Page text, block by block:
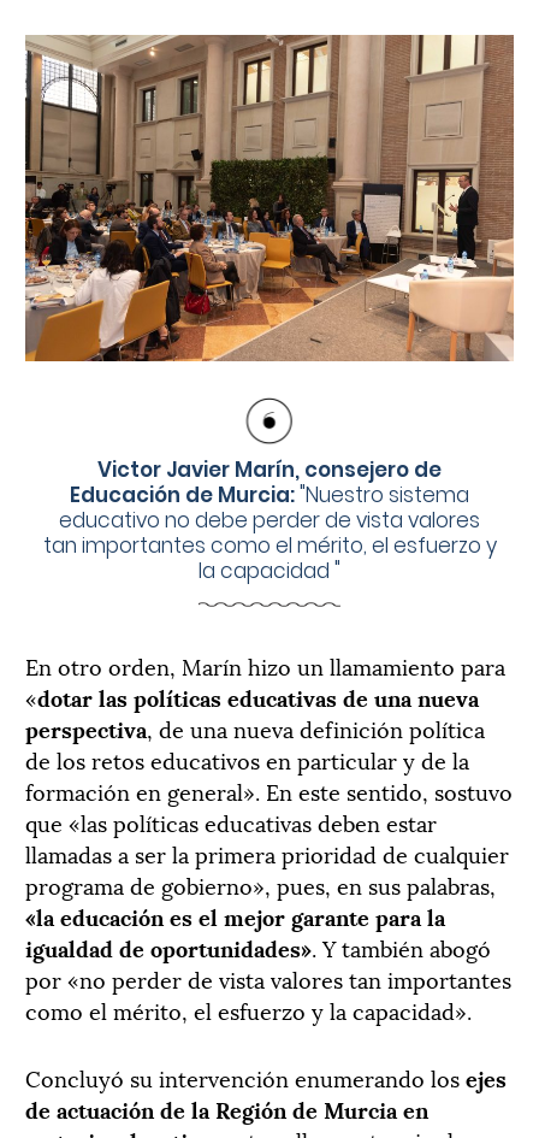
Victor Javier Marín, consejero de
Educación de Murcia:"Nuestro sistema
educativo no debe perder de vista valores
tan importantes como el mérito, el esfuerzo y
la capacidad "
En otro orden, Marín hizo un llamamiento para
«dotar las políticas educativas de una nueva
perspectiva, de una nueva definición política
de los retos educativos en particular y de la
formación en general». En este sentido, sostuvo
que «las políticas educativas deben estar
llamadas a ser la primera prioridad de cualquier
programa de gobierno», pues, en sus palabras,
«la educación es el mejor garante para la
igualdad de oportunidades». Y también abogó
por «no perder de vista valores tan importantes
como el mérito, el esfuerzo y la capacidad».
Concluyó su intervención enumerando losejes
de actuación de la Región de Murcia en